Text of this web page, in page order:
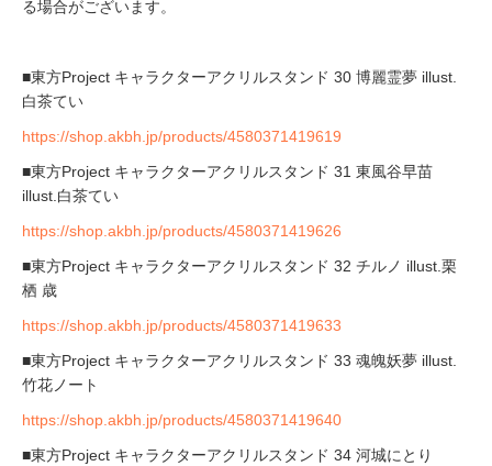
る場合がございます。
■東方Project キャラクターアクリルスタンド 30 博麗霊夢 illust.
白茶てい
https://shop.akbh.jp/products/4580371419619
■東方Project キャラクターアクリルスタンド 31 東風谷早苗
illust.白茶てい
https://shop.akbh.jp/products/4580371419626
■東方Project キャラクターアクリルスタンド 32 チルノ illust.栗
栖 歳
https://shop.akbh.jp/products/4580371419633
■東方Project キャラクターアクリルスタンド 33 魂魄妖夢 illust.
竹花ノート
https://shop.akbh.jp/products/4580371419640
■東方Project キャラクターアクリルスタンド 34 河城にとり